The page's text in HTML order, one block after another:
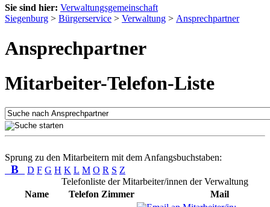
Sie sind hier: Verwaltungsgemeinschaft
Siegenburg > Bürgerservice > Verwaltung > Ansprechpartner
Ansprechpartner
Mitarbeiter-Telefon-Liste
Sprung zu den Mitarbeitern mit dem Anfangsbuchstaben:
B D F G H K L M O R S Z
Telefonliste der Mitarbeiter/innen der Verwaltung
Name
Telefon Zimmer
Mail